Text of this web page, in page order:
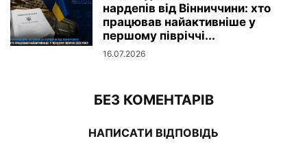
нардепів від Вінниччини: хто
працював найактивніше у
першому півріччі...
16.07.2026
БЕЗ КОМЕНТАРІВ
НАПИСАТИ ВІДПОВІДЬ